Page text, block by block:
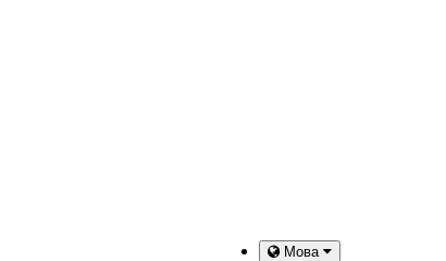
Мова